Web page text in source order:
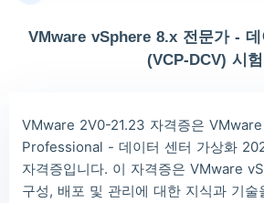
2026/08/06 order Other
Lia*** 2026/08/06 order Other ***
Wil*** 2026/08/06 order Other ***
Luc*** 2026/08/06 order Other
VMware vSphere 8.x 전문가 -
(VCP-DCV) 시험
VMware 2V0-21.23 자격증은
Professional - 데이터 센터 가상화
자격증입니다. 이 자격증은 VMware
구성, 배포 및 관리에 대한 지식과 기술